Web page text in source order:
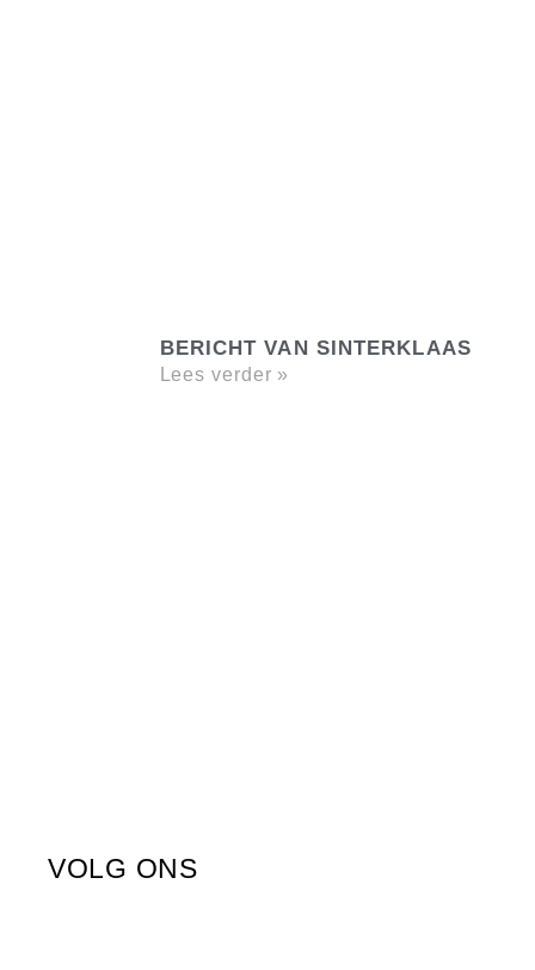
BERICHT VAN SINTERKLAAS
Lees verder »
VOLG ONS